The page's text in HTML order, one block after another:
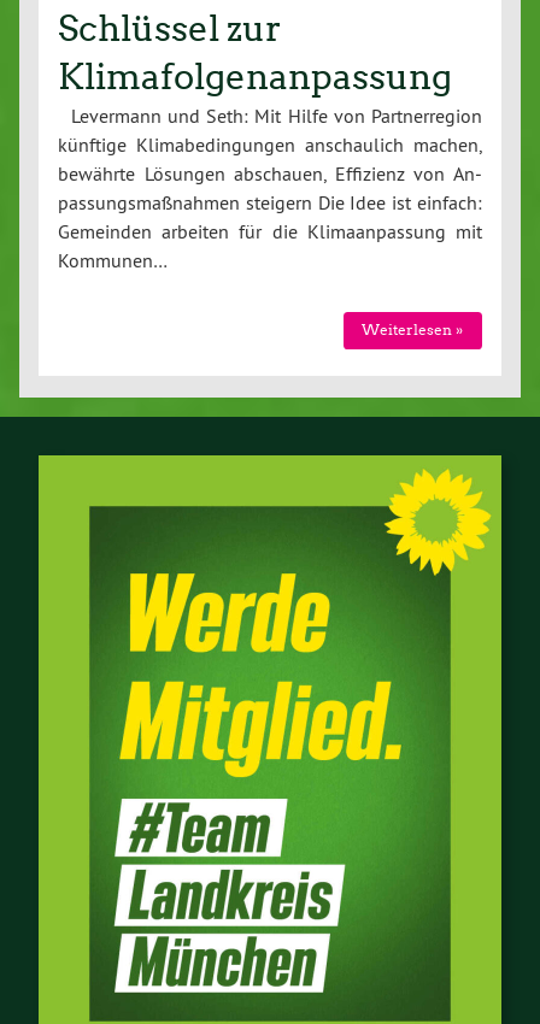
Schlüssel zur
Klimafolgenanpassung
Levermann und Seth: Mit Hilfe von Part­ner­re­gi­on
künftige Kli­ma­be­din­gun­gen an­schau­lich machen,
bewährte Lösungen abschauen, Effizienz von An­
pas­sungs­maß­nah­men steigern Die Idee ist einfach:
Gemeinden arbeiten für die Kli­ma­an­pas­sung mit
Kommunen…
Wei­ter­le­sen »